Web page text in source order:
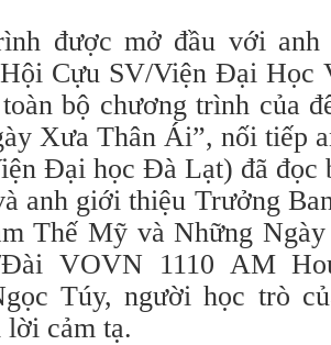
được mở đầu với
Cựu SV/Viện Đại Học
bộ chương trình của
Xưa Thân Ái”, nối tiếp
Đại học Đà Lạt) đã đọc
anh giới thiệu Trưởng
Thế Mỹ và Những
VOVN 1110 AM
Túy, người học trò
cảm tạ.